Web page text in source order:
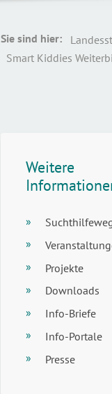
Sie sind hier:
Smart Kiddies
Weitere
Projekte
Downloads
Info-Briefe
Info-Portale
Presse